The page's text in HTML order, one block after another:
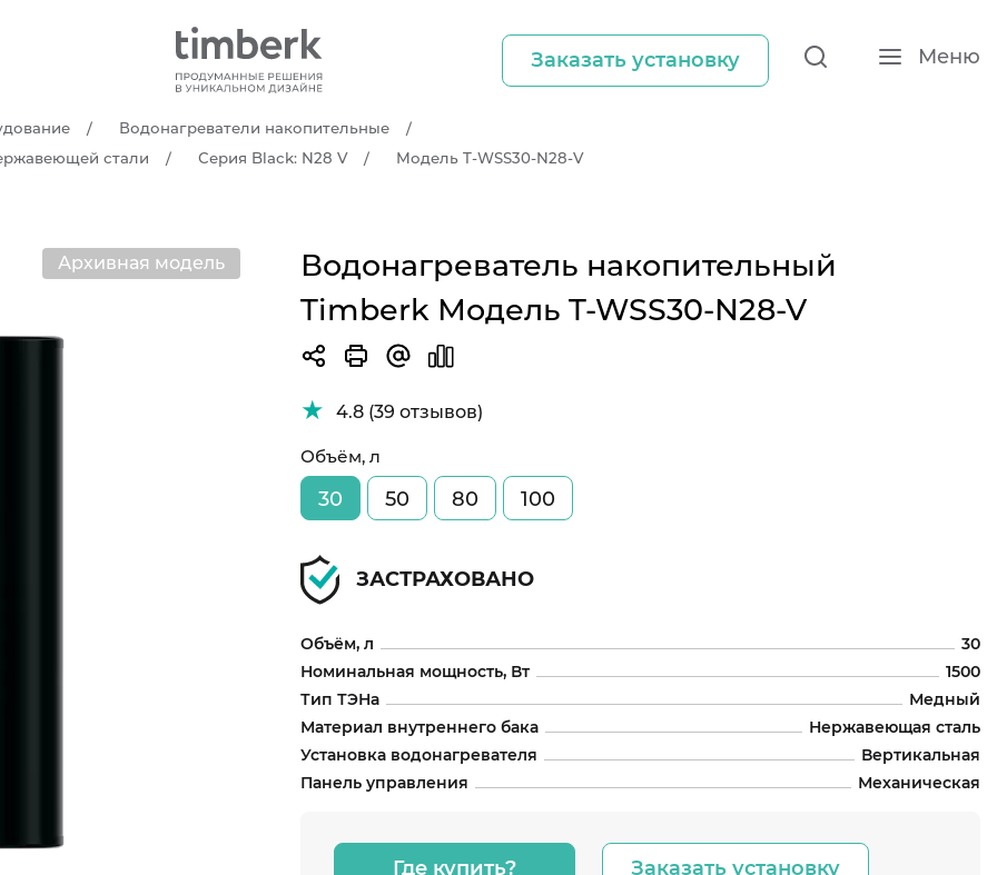
Заказать установку Меню
Водонагреватели накопительные
стали
Серия Black: N28 V Модель T-WSS30-N28-V
Архивная модель
Водонагреватель накопительный
Timberk Модель T-WSS30-N28-V
4.8 (39 отзывов)
Объём, л
30 50 80 100
ЗАСТРАХОВАНО
Объём, л
30
Номинальная мощность, Вт
1500
Тип ТЭНа
Медный
Материал внутреннего бака
Нержавеющая сталь
Установка водонагревателя
Вертикальная
Панель управления
Механическая
Где купить? Заказать установку